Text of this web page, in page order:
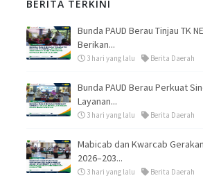
BERITA TERKINI
Bunda PAUD Berau Tinjau TK
Berikan...
3 hari yang lalu Berita Daerah
Bunda PAUD Berau Perkuat
Layanan...
3 hari yang lalu Berita Daerah
Mabicab dan Kwarcab
2026–203...
3 hari yang lalu Berita Daerah